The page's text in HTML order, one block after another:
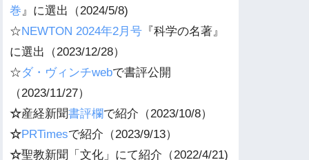
巻』に選出（2024/5/8)
☆NEWTON 2024年2月号 『科学の名著』
に選出（2023/12/28）
☆ダ・ヴィンチwebで書評公開
（2023/11/27）
☆産経新聞書評欄で紹介（2023/10/8）
☆PRTimesで紹介（2023/9/13）
☆聖教新聞「文化」にて紹介（2022/4/21)